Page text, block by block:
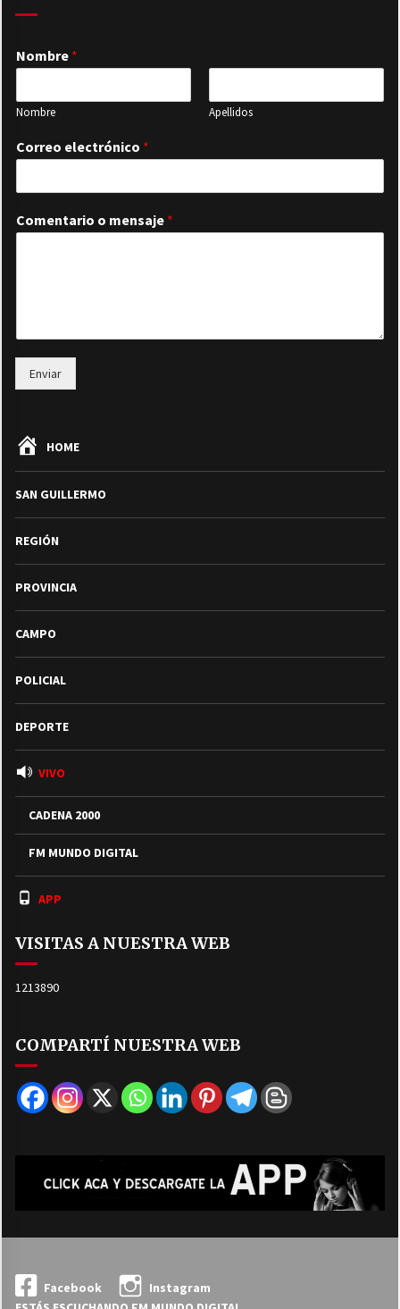
Nombre *
Nombre Apellidos
Correo electrónico *
Comentario o mensaje *
Enviar
HOME
SAN GUILLERMO
REGIÓN
PROVINCIA
CAMPO
POLICIAL
DEPORTE
VIVO
CADENA 2000
FM MUNDO DIGITAL
APP
VISITAS A NUESTRA WEB
1213890
COMPARTÍ NUESTRA WEB
Facebook
Instagram